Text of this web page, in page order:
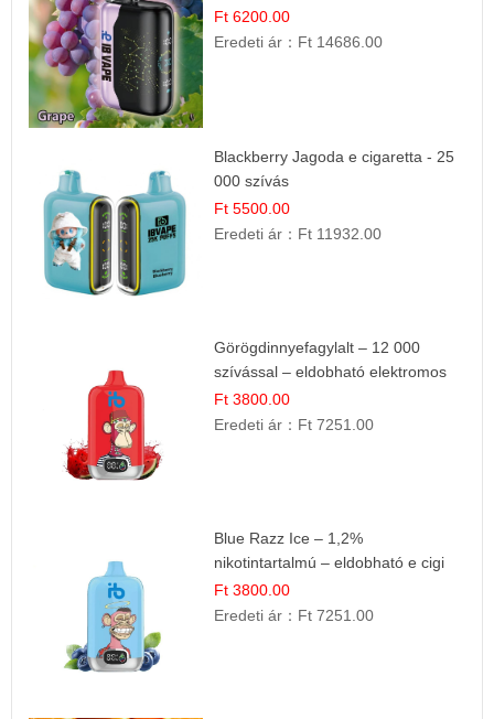
Ft 6200.00
Eredeti ár： Ft 14686.00
Blackberry Jagoda e cigaretta - 25
000 szívás
Ft 5500.00
Eredeti ár： Ft 11932.00
Görögdinnyefagylalt – 12 000
szívással – eldobható elektromos
cigi
Ft 3800.00
Eredeti ár： Ft 7251.00
Blue Razz Ice – 1,2%
nikotintartalmú – eldobható e cigi
Ft 3800.00
Eredeti ár： Ft 7251.00